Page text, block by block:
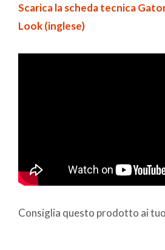
Scarica la scheda tecnica
Look (inglese)
Consiglia questo prodotto ai